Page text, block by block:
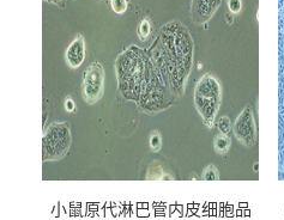
小鼠原代淋巴管内皮细胞品